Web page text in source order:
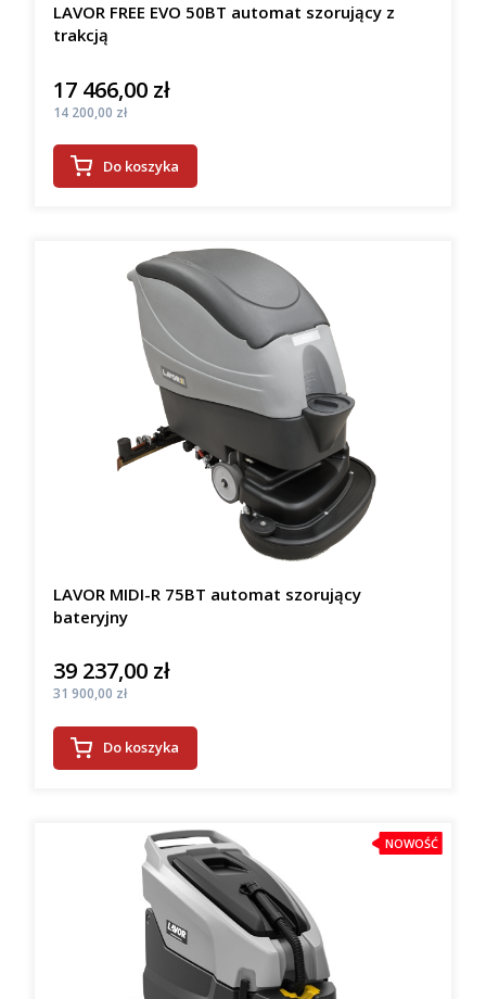
LAVOR FREE EVO 50BT automat szorujący z
trakcją
Cena
17 466,00 zł
Cena
14 200,00 zł
Do koszyka
LAVOR MIDI-R 75BT automat szorujący
bateryjny
Cena
39 237,00 zł
Cena
31 900,00 zł
Do koszyka
NOWOŚĆ